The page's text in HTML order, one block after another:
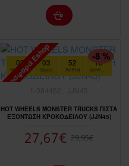
ΠΤΏΣΗ ΤΙΜΉΣ
Προσφορά Eshop -8 %
03
Ημέρες
03
Ώρες
52
Λεπτά
14
Δευτερόλεπτα
HOT WHEELS MONSTER TRUCKS ΠΙΣΤΑ
ΕΞΟΝΤΩΣΗ ΚΡΟΚΟΔΕΙΛΟΥ (JJN45)
27,67€ 29,95€